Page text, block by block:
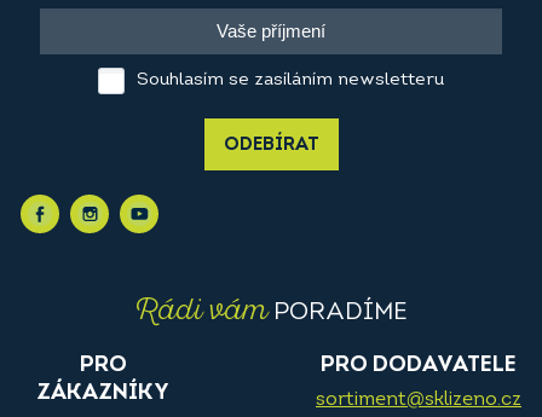
Souhlasím se zasíláním newsletteru
ODEBÍRAT
Rádi vámPORADÍME
PRO
ZÁKAZNÍKY
PRO DODAVATELE
sortiment@sklizeno.cz